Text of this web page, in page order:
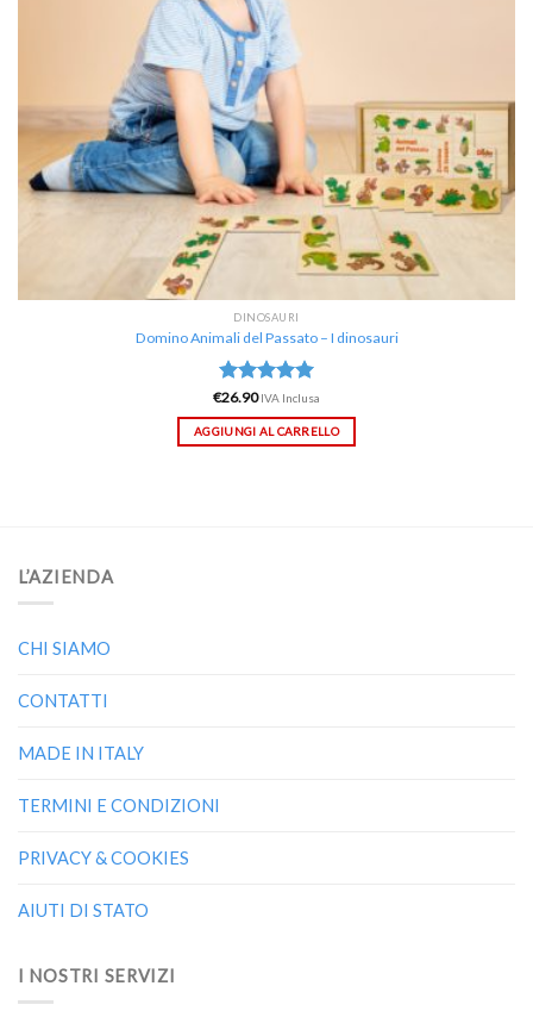
DINOSAURI
Domino Animali del Passato – I dinosauri
Valutato
5.00su 5
€26.90 IVA Inclusa
AGGIUNGI AL CARRELLO
L’AZIENDA
CHI SIAMO
CONTATTI
MADE IN ITALY
TERMINI E CONDIZIONI
PRIVACY & COOKIES
AIUTI DI STATO
I NOSTRI SERVIZI